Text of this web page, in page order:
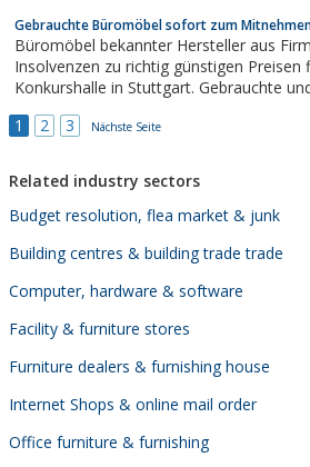
hochwertige und exklusive Strandkörbe
Strandkorbzubehör: Schutzhauben,...
Gebrauchte Büromöbel sofort zum
Büromöbel bekannter Hersteller aus
Insolvenzen zu richtig günstigen Preisen
Konkurshalle in Stuttgart. Gebrauchte
mitnehmen kann. Einen Überblick über
1 2 3 Nächste Seite
Related industry sectors
Budget resolution, flea market & junk
Building centres & building trade trade
Computer, hardware & software
Facility & furniture stores
Furniture dealers & furnishing house
Internet Shops & online mail order
Office furniture & furnishing